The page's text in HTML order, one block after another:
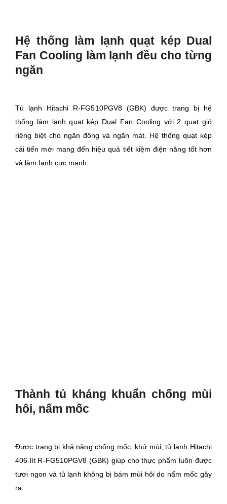
Hệ thống làm lạnh quạt kép Dual
Fan Cooling làm lạnh đều cho từng
ngăn
Tủ lạnh Hitachi R-FG510PGV8 (GBK) được trang bị hệ
thống làm lạnh quạt kép Dual Fan Cooling với 2 quạt gió
riêng biệt cho ngăn đông và ngăn mát. Hệ thống quạt kép
cải tiến mới mang đến hiệu quả tiết kiệm điện năng tốt hơn
và làm lạnh cực mạnh.
Thành tủ kháng khuẩn chống mùi
hôi, nấm mốc
Được trang bị khả năng chống mốc, khử mùi, tủ lạnh Hitachi
406 lít R-FG510PGV8 (GBK) giúp cho thực phẩm luôn được
tươi ngon và tủ lạnh không bị bám mùi hôi do nấm mốc gây
ra.